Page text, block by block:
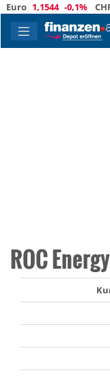
1,1544 -0,1% CHF
ROC